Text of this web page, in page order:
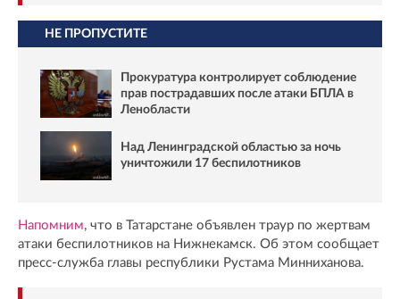
НЕ ПРОПУСТИТЕ
Прокуратура контролирует соблюдение
прав пострадавших после атаки БПЛА в
Ленобласти
Над Ленинградской областью за ночь
уничтожили 17 беспилотников
Напомним, что в Татарстане объявлен траур по жертвам
атаки беспилотников на Нижнекамск. Об этом сообщает
пресс-служба главы республики Рустама Минниханова.